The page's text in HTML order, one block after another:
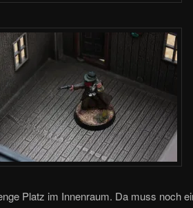
Platz im Innenraum. Da muss noch